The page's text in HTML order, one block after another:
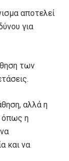
αποτελεί
για
των
αλλά η
όπως η
και να